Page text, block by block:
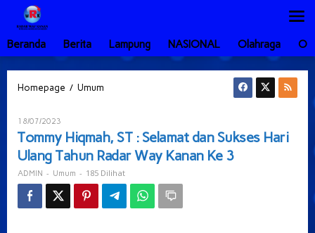
Lewati
konten
Beranda
Berita Lampung NASIONAL Olahraga
Homepage / Umum
Selamat
dan
Hari
Ulang
Tahun
18/07/2023
ADMIN
Tommy Hiqmah, ST : Selamat dan Sukses Hari
Ulang Tahun Radar Way Kanan Ke 3
ADMIN - Umum - 185 Dilihat